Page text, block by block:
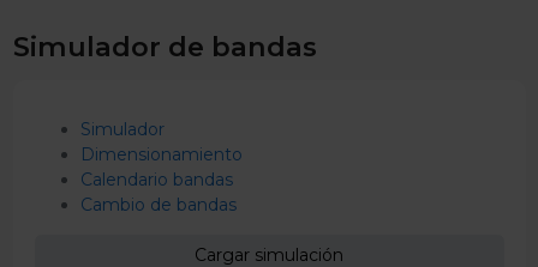
Simulador de bandas
Simulador
Dimensionamiento
Calendario bandas
Cambio de bandas
Cargar simulación